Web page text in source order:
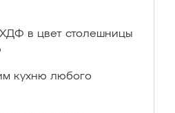
ХДФ в цвет столешницы
кухню любого